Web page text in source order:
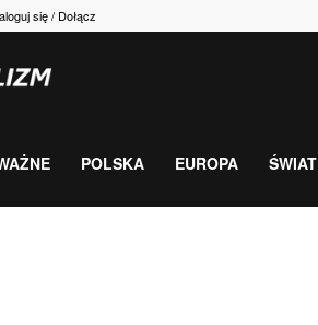
się / Dołącz
gospodarka,
POLSKA EUROPA ŚWIAT